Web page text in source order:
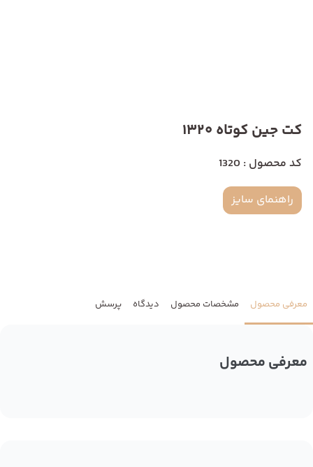
کت جین کوتاه 1320
کد محصول : 1320
راهنمای سایز
معرفی محصول مشخصات محصول دیدگاه پرسش
معرفی محصول